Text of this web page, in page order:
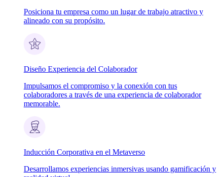
Posiciona tu empresa como un lugar de trabajo atractivo y
alineado con su propósito.
Diseño Experiencia del Colaborador
Impulsamos el compromiso y la conexión con tus
colaboradores a través de una experiencia de colaborador
memorable.
Inducción Corporativa en el Metaverso
Desarrollamos experiencias inmersivas usando gamificación y